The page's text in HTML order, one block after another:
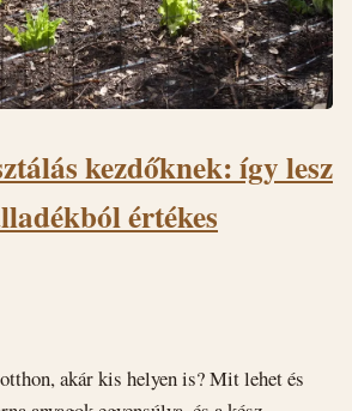
kezdőknek: így lesz
értékes
akár kis helyen is? Mit lehet és